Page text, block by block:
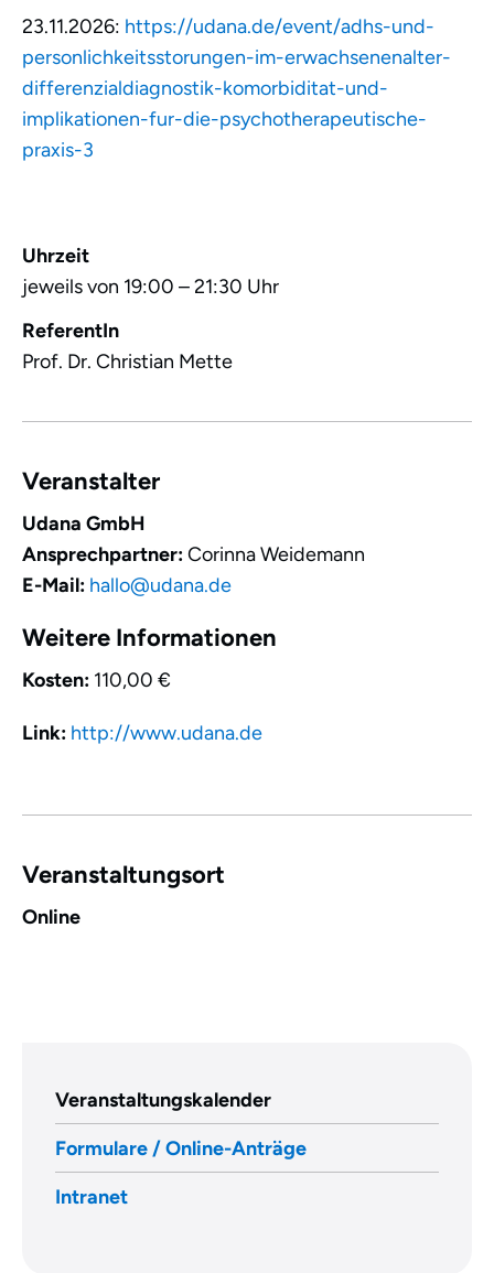
23.11.2026: https://udana.de/event/adhs-und-
personlichkeitsstorungen-im-erwachsenenalter-
differenzialdiagnostik-komorbiditat-und-
implikationen-fur-die-psychotherapeutische-
praxis-3
Uhrzeit
jeweils von 19:00 – 21:30 Uhr
ReferentIn
Prof. Dr. Christian Mette
Veranstalter
Udana GmbH
Ansprechpartner:Corinna Weidemann
E-Mail: hallo@udana.de
Weitere Informationen
Kosten: 110,00 €
Link: http://www.udana.de
Veranstaltungsort
Online
Veranstaltungskalender
Formulare / Online-Anträge
Intranet